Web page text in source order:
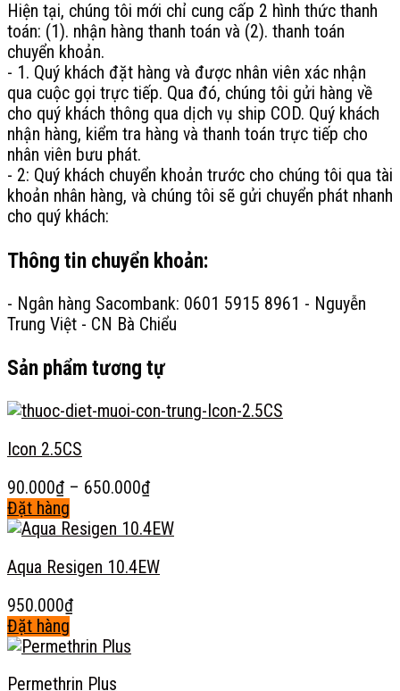
Hiện tại, chúng tôi mới chỉ cung cấp 2 hình thức thanh
toán: (1). nhận hàng thanh toán và (2). thanh toán
chuyển khoản.
- 1. Quý khách đặt hàng và được nhân viên xác nhận
qua cuộc gọi trực tiếp. Qua đó, chúng tôi gửi hàng về
cho quý khách thông qua dịch vụ ship COD. Quý khách
nhận hàng, kiểm tra hàng và thanh toán trực tiếp cho
nhân viên bưu phát.
- 2: Quý khách chuyển khoản trước cho chúng tôi qua tài
khoản nhân hàng, và chúng tôi sẽ gửi chuyển phát nhanh
cho quý khách:
Thông tin chuyển khoản:
- Ngân hàng Sacombank: 0601 5915 8961 - Nguyễn
Trung Việt - CN Bà Chiểu
Sản phẩm tương tự
Icon 2.5CS
90.000₫ – 650.000₫Khoảng
từ
đến
Đặt hàng
Sản
này
nhiều
biến
thể.
Các
Aqua Resigen 10.4EW
950.000₫
Đặt hàng
Sản
này
Permethrin Plus